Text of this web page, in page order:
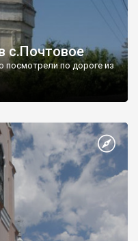
с.Почтовое
по дороге из